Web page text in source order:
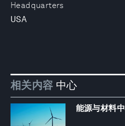
Headquarters
USA
相关内容 中心
能源与材料